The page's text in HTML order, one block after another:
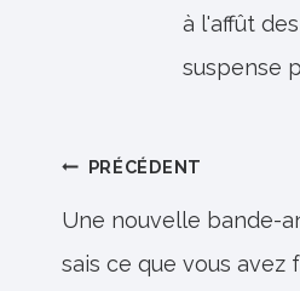
à l'affût
suspense
Navigation
de
l’article
PRÉCÉDENT
Une nouvelle bande-
sais ce que vous avez